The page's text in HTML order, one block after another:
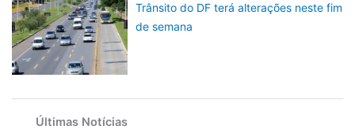
Trânsito do DF terá alterações neste fim
de semana
Últimas Notícias